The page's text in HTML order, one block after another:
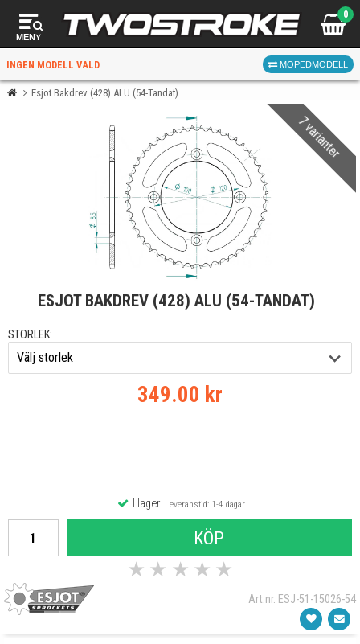
MENY
0
INGEN MODELL VALD MOPEDMODELL
VÄLJ MOPEDFÖR RÄTT DELAR
VÄLJ
När du valt kommer butiken visa delar för vald moped
Esjot Bakdrev (428) ALU (54-Tandat)
7 varianter
ESJOT BAKDREV (428) ALU (54-TANDAT)
STORLEK:
349.00 kr
I lagerLeveranstid: 1-4 dagar
KÖP
★ ★ ★ ★ ★
Art.nr. ESJ-51-15026-54